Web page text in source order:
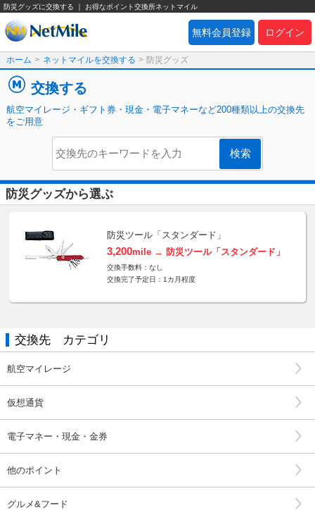
防災グッズに交換する ｜ お得なポイント交換所ネットマイル
ログイン
無料会員登録
ホーム > ネットマイルを交換する > 防災グッズ
交換する
航空マイレージ・ギフト券・現金・電子マネーなど200種類以上の交換先
をご用意
防災グッズから選ぶ
防災ツール「スタンダード」
3,200mile → 防災ツール「スタンダード」
交換手数料：なし
交換完了予定日：1カ月程度
交換先 カテゴリ
航空マイレージ
仮想通貨
電子マネー・現金・金券
他のポイント
グルメ&フード